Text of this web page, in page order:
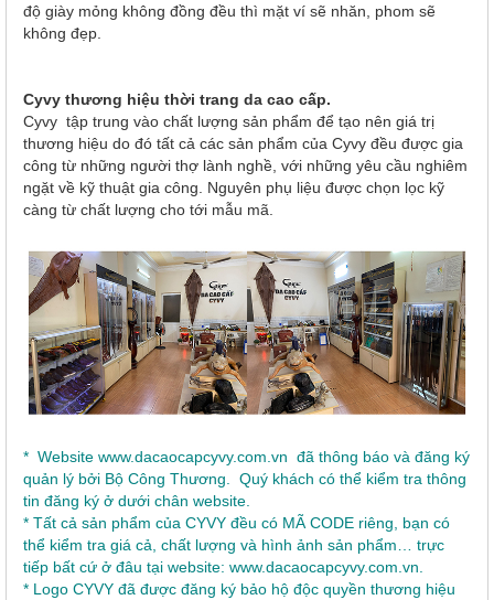
độ giày mỏng không đồng đều thì mặt ví sẽ nhăn, phom sẽ
không đẹp.
Cyvy thương hiệu thời trang da cao cấp.
Cyvy tập trung vào chất lượng sản phẩm để tạo nên giá trị
thương hiệu do đó tất cả các sản phẩm của Cyvy đều được gia
công từ những người thợ lành nghề, với những yêu cầu nghiêm
ngặt về kỹ thuật gia công. Nguyên phụ liệu được chọn lọc kỹ
càng từ chất lượng cho tới mẫu mã.
* Website www.dacaocapcyvy.com.vn đã thông báo và đăng ký
quản lý bởi Bộ Công Thương. Quý khách có thể kiểm tra thông
tin đăng ký ở dưới chân website.
* Tất cả sản phẩm của CYVY đều có MÃ CODE riêng, bạn có
thể kiểm tra giá cả, chất lượng và hình ảnh sản phẩm… trực
tiếp bất cứ ở đâu tại website: www.dacaocapcyvy.com.vn.
* Logo CYVY đã được đăng ký bảo hộ độc quyền thương hiệu